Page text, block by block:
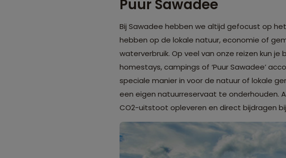
Puur Sawadee
Bij Sawadee hebben we altijd gefocust op
hebben op de lokale natuur, economie of
waterverbruik. Op veel van onze reizen kun
homestays, campings of ‘Puur Sawadee’
speciale manier in voor de natuur of lokale
een eigen natuurreservaat te onderhouden.
CO2-uitstoot opleveren en direct bijdragen